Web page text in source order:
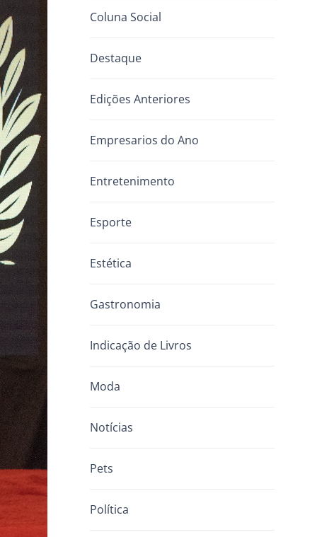
Coluna Social
Destaque
Edições Anteriores
Empresarios do Ano
Entretenimento
Esporte
Estética
Gastronomia
Indicação de Livros
Moda
Notícias
Pets
Política